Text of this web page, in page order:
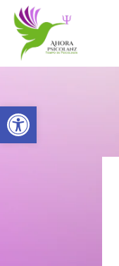
Abrir barra